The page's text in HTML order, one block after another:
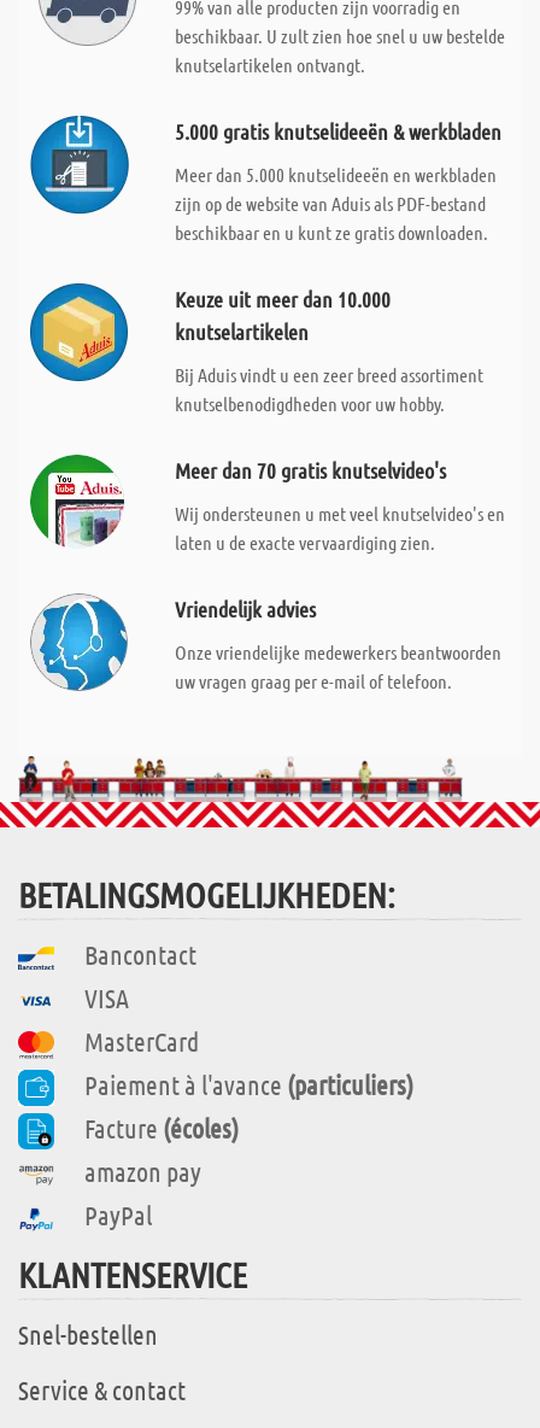
99% van alle producten zijn voorradig en
beschikbaar. U zult zien hoe snel u uw bestelde
knutselartikelen ontvangt.
5.000 gratis knutselideeën & werkbladen
Meer dan 5.000 knutselideeën en werkbladen
zijn op de website van Aduis als PDF-bestand
beschikbaar en u kunt ze gratis downloaden.
Keuze uit meer dan 10.000
knutselartikelen
Bij Aduis vindt u een zeer breed assortiment
knutselbenodigdheden voor uw hobby.
Meer dan 70 gratis knutselvideo's
Wij ondersteunen u met veel knutselvideo's en
laten u de exacte vervaardiging zien.
Vriendelijk advies
Onze vriendelijke medewerkers beantwoorden
uw vragen graag per e-mail of telefoon.
BETALINGSMOGELIJKHEDEN:
Bancontact
VISA
MasterCard
Paiement à l'avance (particuliers)
Facture (écoles)
amazon pay
PayPal
KLANTENSERVICE
Snel-bestellen
Service & contact